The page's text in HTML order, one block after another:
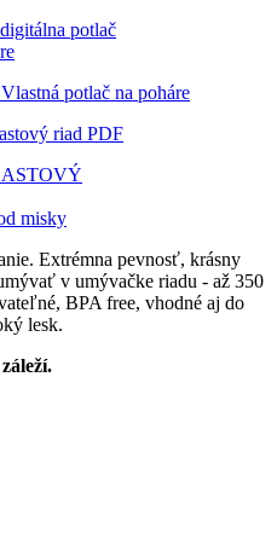
Vlastná potlač na poháre
riad PDF
misky
Extrémna pevnosť, krásny
v umývačke riadu - až 350
BPA free, vhodné aj do
lesk.